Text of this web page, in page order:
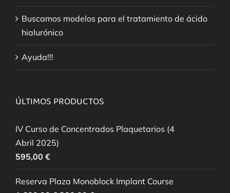
Buscamos modelos para el tratamiento de ácido
hialurónico
Ayuda!!!
ÚLTIMOS PRODUCTOS
IV Curso de Concentrados Plaquetarios (4
Abril 2025)
595,00 €
Reserva Plaza Monoblock Implant Course